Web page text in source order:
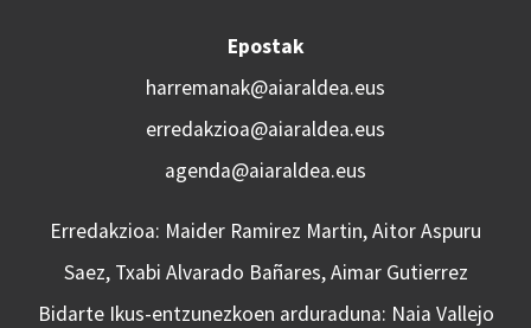
Epostak
harremanak@aiaraldea.eus
erredakzioa@aiaraldea.eus
agenda@aiaraldea.eus
Erredakzioa: Maider Ramirez Martin, Aitor Aspuru
Saez, Txabi Alvarado Bañares, Aimar Gutierrez
Bidarte Ikus-entzunezkoen arduraduna: Naia Vallejo